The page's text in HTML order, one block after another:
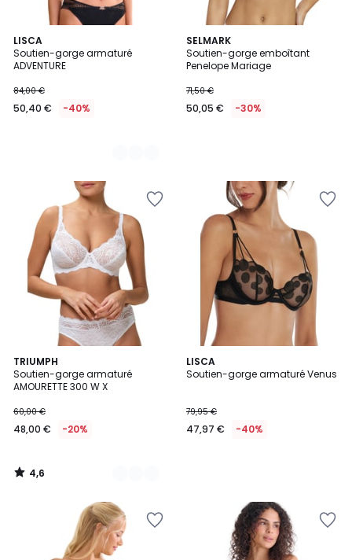
LISCA
Soutien-gorge armaturé
ADVENTURE
84,00 €
50,40 € -40%
2
Couleurs
SELMARK
Soutien-gorge emboîtant
Penelope Mariage
71,50 €
50,05 € -30%
TRIUMPH
Soutien-gorge armaturé
AMOURETTE 300 W X
60,00 €
48,00 € -20%
4,6
/ 5
2
Couleurs
4,6
/
LISCA
Soutien-gorge armaturé Venus
79,95 €
47,97 € -40%